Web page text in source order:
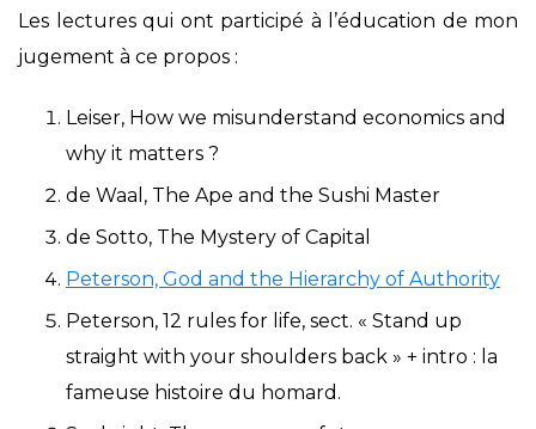
Les lectures qui ont participé à l’éducation de mon
jugement à ce propos :
Leiser, How we misunderstand economics and
why it matters ?
de Waal, The Ape and the Sushi Master
de Sotto, The Mystery of Capital
Peterson, God and the Hierarchy of Authority
Peterson, 12 rules for life, sect. « Stand up
straight with your shoulders back » + intro : la
fameuse histoire du homard.